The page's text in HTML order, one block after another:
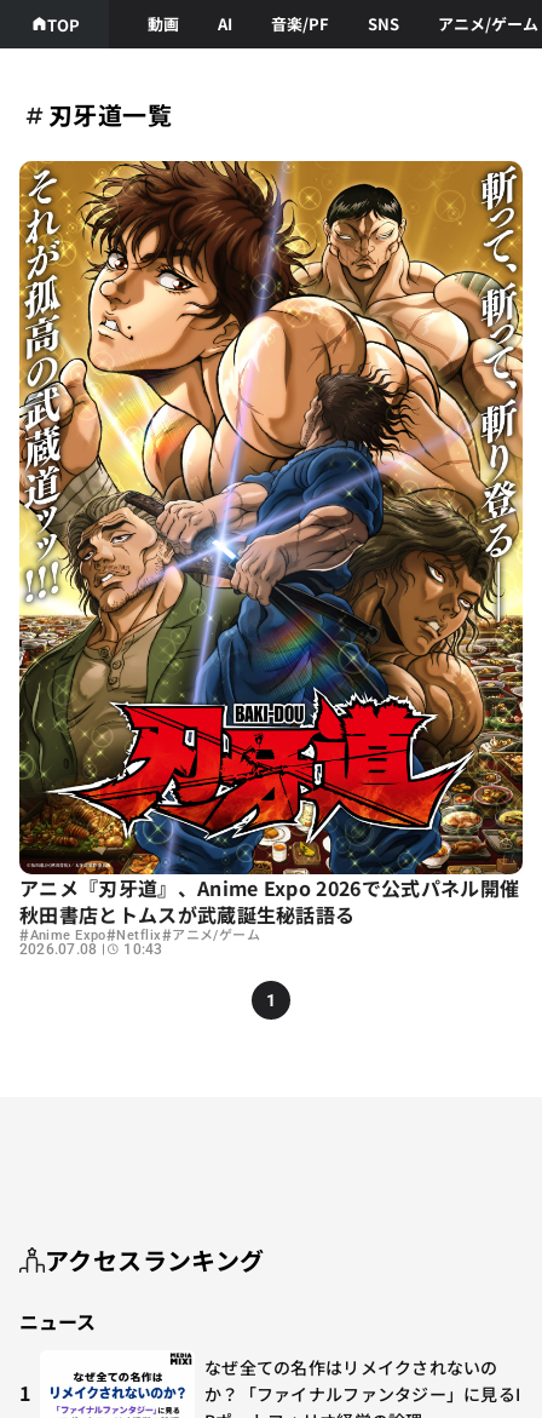
TOP 動画 AI 音楽/PF SNS アニメ/ゲーム
刃牙道一覧
アニメ『刃牙道』、Anime Expo 2026で公式パネル開催
秋田書店とトムスが武蔵誕生秘話語る
#Anime Expo#Netflix#アニメ/ゲーム
2026.07.08 10:43
1
アクセスランキング
ニュース
1
なぜ全ての名作はリメイクされないの
か？「ファイナルファンタジー」に見るI